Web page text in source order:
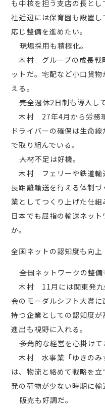
も中核を担う支店の長と
社近辺には保育園も設置
応じ整備を進めたい。
――現場採用も積極化。
木村 グループの成長戦
ットだ。宅配など小口貨
える。
――完全週休2日制も導入し
木村 27年4月から労務
ドライバーの確保は生命
で取り組んでいる。
――人材不足は好機。
木村 フェリーや鉄道輸
長距離輸送を行える体制
業としてつくり上げた仕組
日本でも屈指の輸送ネッ
か。
全国ネットの認知度も向上
――全国ネットワークの整備
木村 11月には関東発九
会のモーダルシフト大賞
持つ企業としての認知度
進出も視野に入れる。
――多角的な経営を心掛けて
木村 水事業「ゆきのみ
は、物流と絡めて戦略を
発の荷物が少ない時期に輸
――販売も好調だ。